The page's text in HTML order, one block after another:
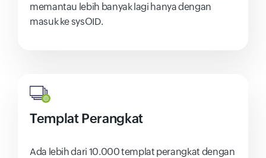
memantau lebih banyak lagi hanya dengan
masuk ke sysOID.
Templat Perangkat
Ada lebih dari 10.000 templat perangkat dengan